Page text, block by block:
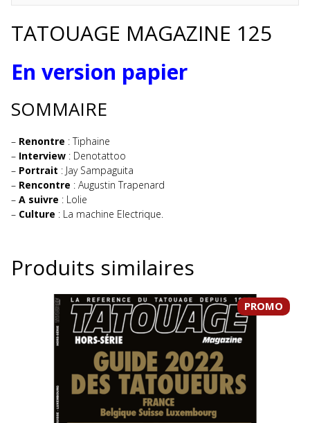
TATOUAGE MAGAZINE 125
En version papier
SOMMAIRE
– Renontre : Tiphaine
– Interview : Denotattoo
– Portrait : Jay Sampaguita
– Rencontre : Augustin Trapenard
– A suivre : Lolie
– Culture : La machine Electrique.
Produits similaires
PROMO